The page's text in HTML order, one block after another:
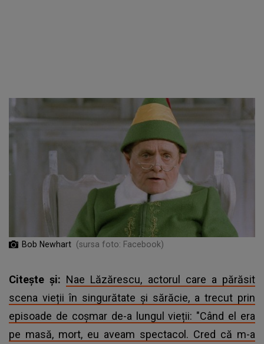
Bob Newhart (sursa foto: Facebook)
Citește și: Nae Lăzărescu, actorul care a părăsit
scena vieții în singurătate și sărăcie, a trecut prin
episoade de coșmar de-a lungul vieții: "Când el era
pe masă, mort, eu aveam spectacol. Cred că m-a